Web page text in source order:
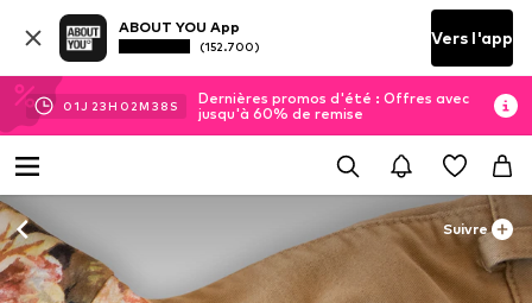
ABOUT YOU App
(152.700) Vers l'app
01J 23H 02M 38 S
Dernières promos d'été : Offres avec
jusqu'à 60% de remise
Suivre